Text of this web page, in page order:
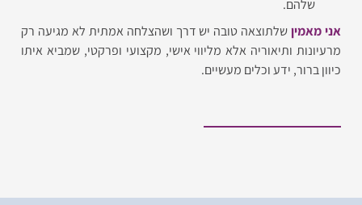
שלתוצאה טובה יש דרך ושהצלחה אמתית לא מגיעה רק
ותיאוריה אלא מליווי אישי, מקצועי ופרקטי, שמביא איתו
ברור, ידע וכלים מעשיים.